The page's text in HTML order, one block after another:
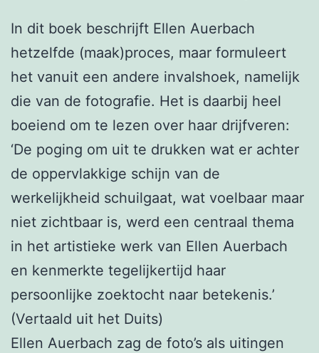
In dit boek beschrijft Ellen Auerbach
hetzelfde (maak)proces, maar formuleert
het vanuit een andere invalshoek, namelijk
die van de fotografie. Het is daarbij heel
boeiend om te lezen over haar drijfveren:
‘De poging om uit te drukken wat er achter
de oppervlakkige schijn van de
werkelijkheid schuilgaat, wat voelbaar maar
niet zichtbaar is, werd een centraal thema
in het artistieke werk van Ellen Auerbach
en kenmerkte tegelijkertijd haar
persoonlijke zoektocht naar betekenis.’
(Vertaald uit het Duits)
Ellen Auerbach zag de foto’s als uitingen